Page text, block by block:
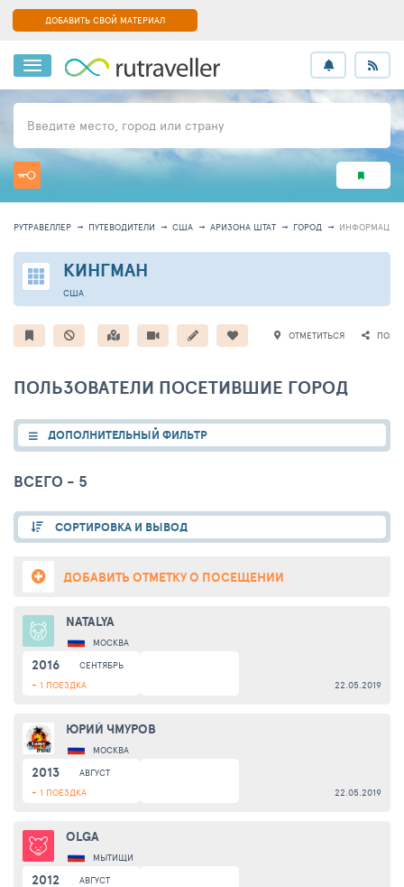
ДОБАВИТЬ СВОЙ МАТЕРИАЛ
Введите место, город или страну
РУТРАВЕЛЛЕР ПУТЕВОДИТЕЛИ США АРИЗОНА ШТАТ ГОРОД ИНФОРМАЦИЯ
КИНГМАН
США
ОТМЕТИТЬСЯ
ПОЛЬЗОВАТЕЛИ ПОСЕТИВШИЕ ГОРОД
ДОПОЛНИТЕЛЬНЫЙ ФИЛЬТР
ВСЕГО - 5
СОРТИРОВКА И ВЫВОД
ДОБАВИТЬ ОТМЕТКУ О ПОСЕЩЕНИИ
NATALYA
МОСКВА
2016
СЕНТЯБРЬ
+ 1 ПОЕЗДКА
22.05.2019
ЮРИЙ ЧМУРОВ
МОСКВА
2013
АВГУСТ
+ 1 ПОЕЗДКА
22.05.2019
OLGA
МЫТИЩИ
2012
АВГУСТ